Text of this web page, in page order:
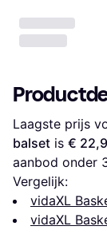
Laagste prijs
balset is €
aanbod onder
Vergelijk:
vidaXL
vidaXL